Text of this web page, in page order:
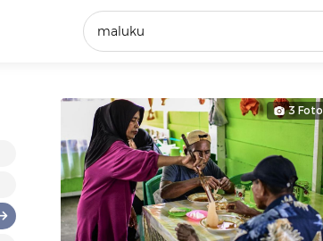
Loading...
Promoted
Terakhir yang dicari
3 Foto